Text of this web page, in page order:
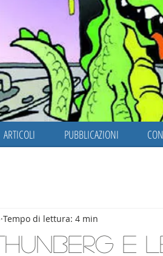
ARTICOLI PUBBLICAZIONI
e
Tempo di lettura: 4 min